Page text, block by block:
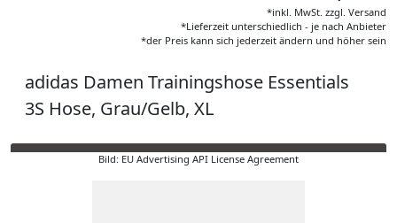
*inkl. MwSt. zzgl. Versand
*Lieferzeit unterschiedlich - je nach Anbieter
*der Preis kann sich jederzeit ändern und höher sein
adidas Damen Trainingshose Essentials
3S Hose, Grau/Gelb, XL
Bild: EU Advertising API License Agreement